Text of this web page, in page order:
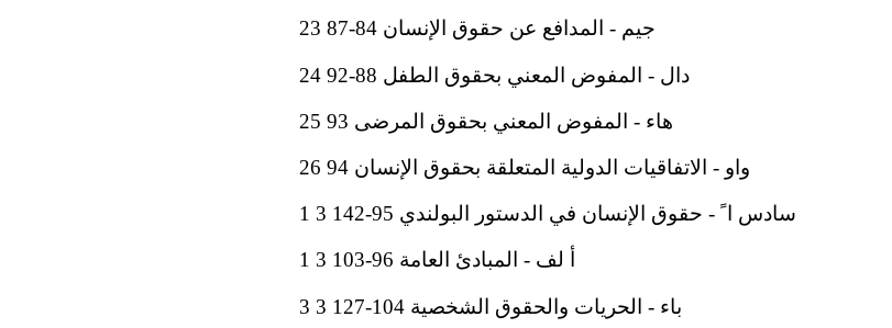
جيم - المدافع عن حقوق الإنسان 84-87 23
دال - المفوض المعني بحقوق الطفل 88-92 24
هاء - المفوض المعني بحقوق المرضى 93 25
واو - الاتفاقيات الدولية المتعلقة بحقوق الإنسان 94 26
سادس ا ً - حقوق الإنسان في الدستور البولندي 95-142 3 1
أ لف - المبادئ العامة 96-103 3 1
باء - الحريات والحقوق الشخصية 104-127 3 3